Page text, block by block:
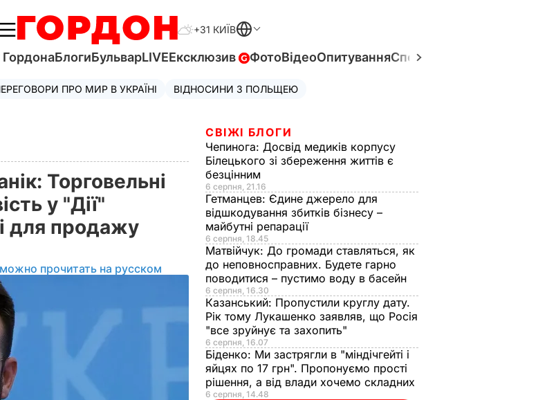
+31 КИЇВ
ГордонаБлогиБульварLIVEЕксклюзив ФотоВідеоОпитуванняСпецпроєкти
ПРО МИР В УКРАЇНІ ВІДНОСИНИ З ПОЛЬЩЕЮ
Торговельні
у "Дії"
для продажу
прочитать на русском
СВІЖІ БЛОГИ
Чепинога: Досвід медиків корпусу
Білецького зі збереження життів є
безцінним
6 серпня, 21.16
Гетманцев: Єдине джерело для
відшкодування збитків бізнесу –
майбутні репарації
6 серпня, 18.45
Матвійчук: До громади ставляться, як
до неповносправних. Будете гарно
поводитися – пустимо воду в басейн
6 серпня, 16.30
Казанський: Пропустили круглу дату.
Рік тому Лукашенко заявляв, що Росія
"все зруйнує та захопить"
6 серпня, 16.07
Біденко: Ми застрягли в "міндічгейті і
яйцях по 17 грн". Пропонуємо прості
рішення, а від влади хочемо складних
6 серпня, 14.48